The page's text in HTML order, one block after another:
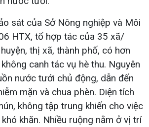
sát của Sở Nông nghiệp và Môi
HTX, tổ hợp tác của 35 xã/
thị xã, thành phố, có hơn
canh tác vụ hè thu. Nguyên
nước tưới chủ động, dẫn đến
mặn và chua phèn. Diện tích
không tập trung khiến cho việc
khăn. Nhiều ruộng nằm ở vị trí